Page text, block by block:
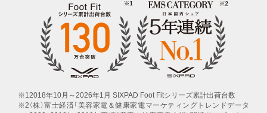
2018年10月～2026年1月 SIXPAD Foot Fitシリーズ累計出荷台数
（株）富士経済「美容家電＆健康家電マーケティングトレンドデータ